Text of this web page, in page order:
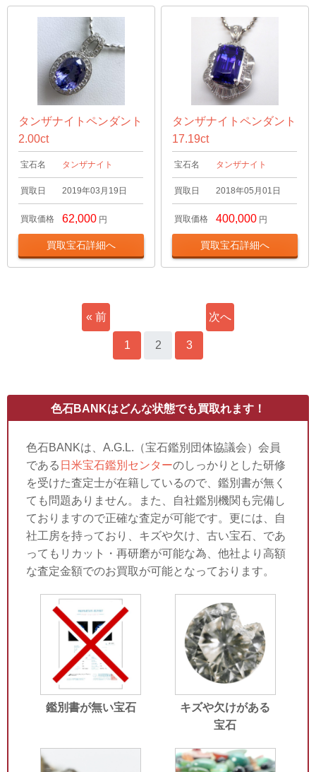
タンザナイトペンダント
2.00ct
宝石名 タンザナイト
買取日 2019年03月19日
買取価格 62,000 円
買取宝石詳細へ
タンザナイトペンダント
17.19ct
宝石名 タンザナイト
買取日 2018年05月01日
買取価格 400,000 円
買取宝石詳細へ
« 前
1 2 3
次へ
色石BANKはどんな状態でも買取れます！
色石BANKは、A.G.L.（宝石鑑別団体協議会）会員
である 日米宝石鑑別センターのしっかりとした研修
を受けた査定士が在籍しているので、鑑別書が無く
ても問題ありません。また、自社鑑別機関も完備し
ておりますので正確な査定が可能です。更には、自
社工房を持っており、キズや欠け、古い宝石、であ
ってもリカット・再研磨が可能な為、他社より高額
な査定金額でのお買取が可能となっております。
鑑別書が無い宝石
キズや欠けがある
宝石